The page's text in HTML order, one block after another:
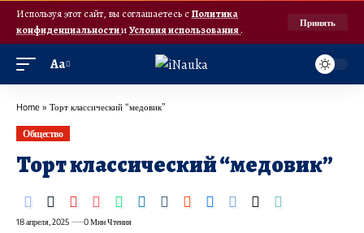
Используя этот сайт, вы соглашаетесь с Политика
конфиденциальностииУсловия использования.
Принять
Аа
Home » Торт классический “медовик”
Общество
Торт классический “медовик”
18 апреля, 2025 0 Мин Чтения